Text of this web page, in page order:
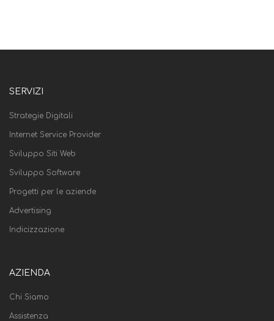
SERVIZI
Strategie Digitali
Internet Service Provider
Sviluppo Siti Web
Sviluppo Software
Progetti per le aziende
Advertising
Indicizzazione
AZIENDA
Chi Siamo
Assistenza